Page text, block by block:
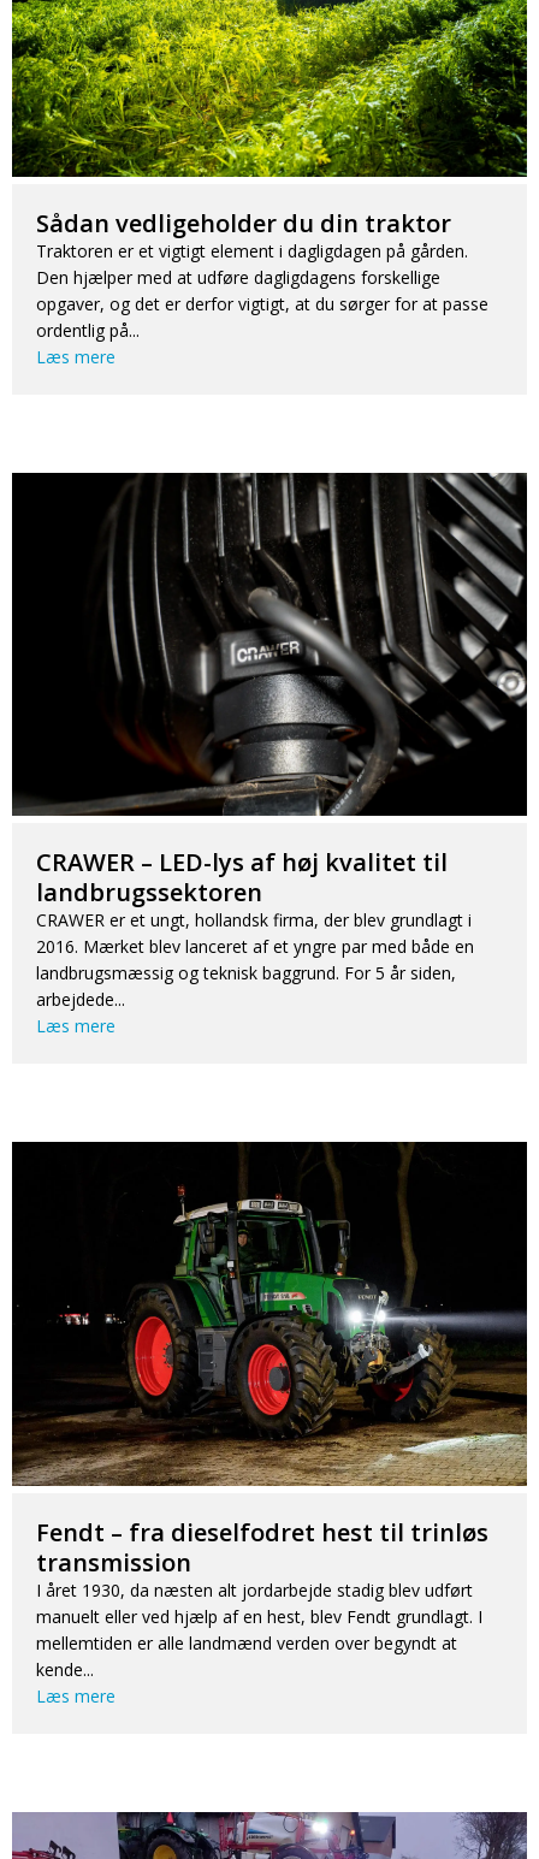
Sådan vedligeholder du din traktor
Traktoren er et vigtigt element i dagligdagen på gården.
Den hjælper med at udføre dagligdagens forskellige
opgaver, og det er derfor vigtigt, at du sørger for at passe
ordentlig på...
Læs mere
CRAWER – LED-lys af høj kvalitet til
landbrugssektoren
CRAWER er et ungt, hollandsk firma, der blev grundlagt i
2016. Mærket blev lanceret af et yngre par med både en
landbrugsmæssig og teknisk baggrund. For 5 år siden,
arbejdede...
Læs mere
Fendt – fra dieselfodret hest til trinløs
transmission
I året 1930, da næsten alt jordarbejde stadig blev udført
manuelt eller ved hjælp af en hest, blev Fendt grundlagt. I
mellemtiden er alle landmænd verden over begyndt at
kende...
Læs mere